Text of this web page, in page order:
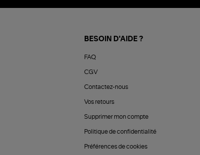
BESOIN D'AIDE ?
FAQ
CGV
Contactez-nous
Vos retours
Supprimer mon compte
Politique de confidentialité
Préférences de cookies